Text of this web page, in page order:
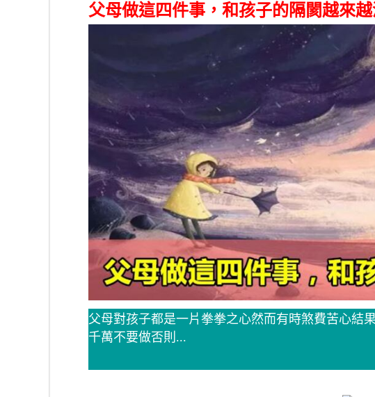
父母做這四件事，和孩子的隔閡越來
父母對孩子都是一片拳拳之心然而有時煞費苦心結
千萬不要做否則...